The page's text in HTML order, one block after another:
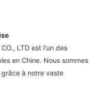
LTD est l'un des
en Chine. Nous sommes
à notre vaste